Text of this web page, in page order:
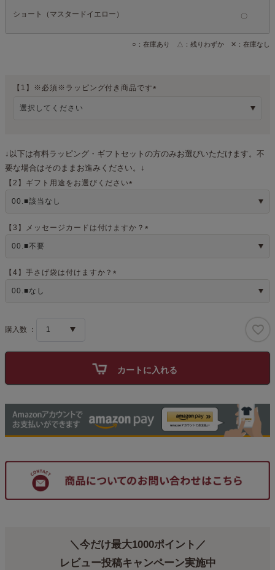
【1】※必須※ラッピング付き商品です
↓以下は有料ラッピング・ギフトセットの方のみお選びいただけます。不
要な場合はそのままお進みください。↓
【2】ギフト用途をお選びください
)
【3】メッセージカードは付けますか？
【4】手さげ袋は付けますか？
ショート（マスタードイエロー）
○：在庫あり △：残りわずか ✕：在庫なし
カートに入れる
＼今だけ最大1000ポイント／
レビュー投稿キャンペーン実施中